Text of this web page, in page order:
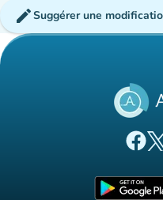
editSuggérer une